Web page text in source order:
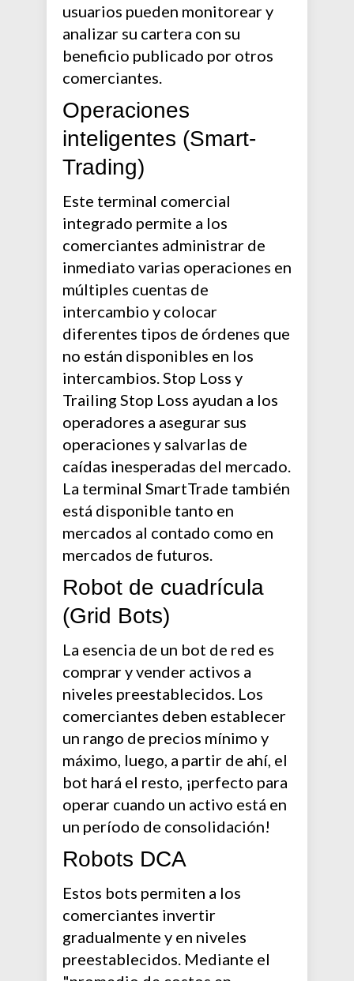
usuarios pueden monitorear y
analizar su cartera con su
beneficio publicado por otros
comerciantes.
Operaciones
inteligentes (Smart-
Trading)
Este terminal comercial
integrado permite a los
comerciantes administrar de
inmediato varias operaciones en
múltiples cuentas de
intercambio y colocar
diferentes tipos de órdenes que
no están disponibles en los
intercambios. Stop Loss y
Trailing Stop Loss ayudan a los
operadores a asegurar sus
operaciones y salvarlas de
caídas inesperadas del mercado.
La terminal SmartTrade también
está disponible tanto en
mercados al contado como en
mercados de futuros.
Robot de cuadrícula
(Grid Bots)
La esencia de un bot de red es
comprar y vender activos a
niveles preestablecidos. Los
comerciantes deben establecer
un rango de precios mínimo y
máximo, luego, a partir de ahí, el
bot hará el resto, ¡perfecto para
operar cuando un activo está en
un período de consolidación!
Robots DCA
Estos bots permiten a los
comerciantes invertir
gradualmente y en niveles
preestablecidos. Mediante el